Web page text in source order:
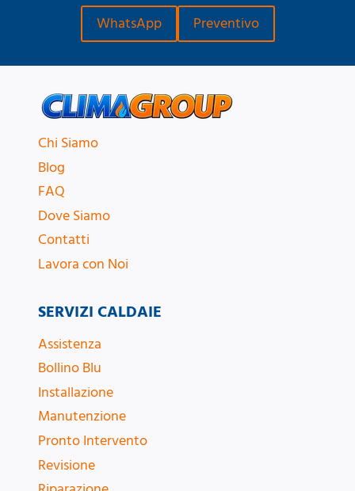
WhatsApp Preventivo
Chi Siamo
Blog
FAQ
Dove Siamo
Contatti
Lavora con Noi
SERVIZI CALDAIE
Assistenza
Bollino Blu
Installazione
Manutenzione
Pronto Intervento
Revisione